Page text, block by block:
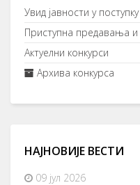
Увид јавности у
Приступна предавања
Актуелни конкурси
Архива конкурса
НАЈНОВИЈЕ ВЕСТИ
09 јул 2026